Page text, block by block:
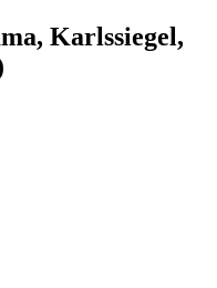
Karlssiegel,